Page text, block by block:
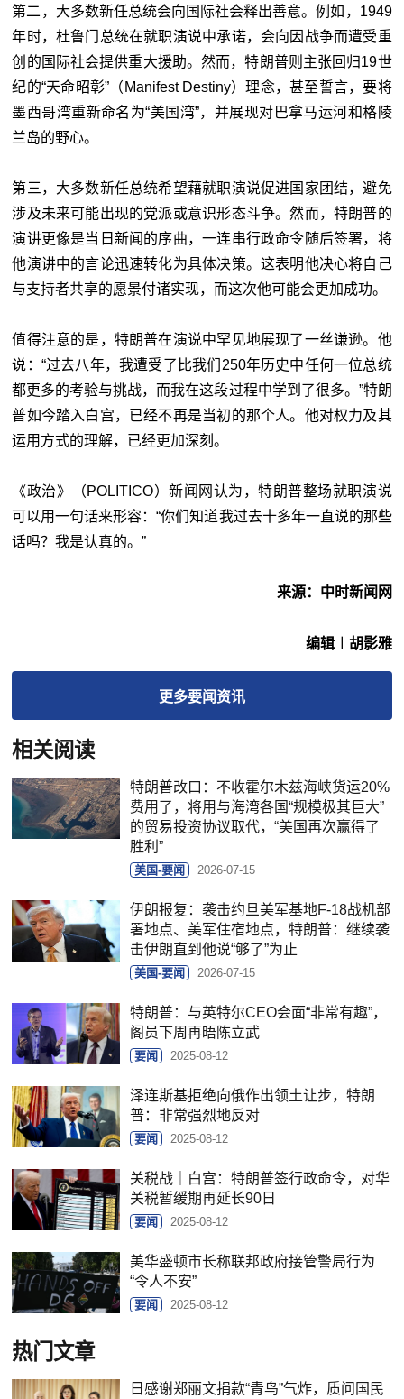
第二，大多数新任总统会向国际社会释出善意。例如，1949
年时，杜鲁门总统在就职演说中承诺，会向因战争而遭受重
创的国际社会提供重大援助。然而，特朗普则主张回归19世
纪的“天命昭彰”（Manifest Destiny）理念，甚至誓言，要将
墨西哥湾重新命名为“美国湾”，并展现对巴拿马运河和格陵
兰岛的野心。
第三，大多数新任总统希望藉就职演说促进国家团结，避免
涉及未来可能出现的党派或意识形态斗争。然而，特朗普的
演讲更像是当日新闻的序曲，一连串行政命令随后签署，将
他演讲中的言论迅速转化为具体决策。这表明他决心将自己
与支持者共享的愿景付诸实现，而这次他可能会更加成功。
值得注意的是，特朗普在演说中罕见地展现了一丝谦逊。他
说：“过去八年，我遭受了比我们250年历史中任何一位总统
都更多的考验与挑战，而我在这段过程中学到了很多。”特朗
普如今踏入白宫，已经不再是当初的那个人。他对权力及其
运用方式的理解，已经更加深刻。
《政治》（POLITICO）新闻网认为，特朗普整场就职演说
可以用一句话来形容：“你们知道我过去十多年一直说的那些
话吗？我是认真的。”
来源：中时新闻网
编辑︱胡影雅
更多要闻资讯
相关阅读
特朗普改口：不收霍尔木兹海峡货运20%
费用了，将用与海湾各国“规模极其巨大”
的贸易投资协议取代，“美国再次赢得了
胜利”
美国-要闻 2026-07-15
伊朗报复：袭击约旦美军基地F-18战机部
署地点、美军住宿地点，特朗普：继续袭
击伊朗直到他说“够了”为止
美国-要闻 2026-07-15
特朗普：与英特尔CEO会面“非常有趣”，
阁员下周再晤陈立武
要闻 2025-08-12
泽连斯基拒绝向俄作出领土让步，特朗
普：非常强烈地反对
要闻 2025-08-12
关税战｜白宫：特朗普签行政命令，对华
关税暂缓期再延长90日
要闻 2025-08-12
美华盛顿市长称联邦政府接管警局行为
“令人不安”
要闻 2025-08-12
热门文章
日感谢郑丽文捐款“青鸟”气炸，质问国民